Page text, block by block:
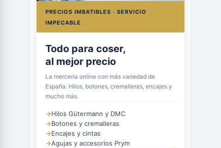
PRECIOS IMBATIBLES · SERVICIO
IMPECABLE
Todo para coser,
al mejor precio
La mercería online con más variedad de
España. Hilos, botones, cremalleras, encajes y
mucho más.
→Hilos Gütermann y DMC
→Botones y cremalleras
→Encajes y cintas
→Agujas y accesorios Prym